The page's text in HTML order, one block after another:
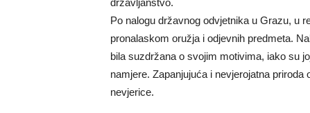
Po nalogu državnog odvjetnika u Grazu, u
pronalaskom oružja i odjevnih predmeta.
bila suzdržana o svojim motivima, iako su
namjere. Zapanjujuća i nevjerojatna
nevjerice.